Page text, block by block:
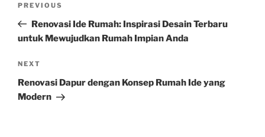
Previous
Post
PREVIOUS
Renovasi Ide Rumah: Inspirasi Desain Terbaru
untuk Mewujudkan Rumah Impian Anda
Next
Post
NEXT
Renovasi Dapur dengan Konsep Rumah Ide yang
Modern